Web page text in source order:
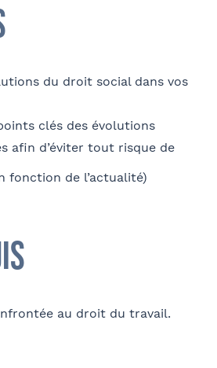
du droit social dans vos
clés des évolutions
afin d’éviter tout risque de
fonction de l’actualité)
au droit du travail.
le cabinet / la formation ?